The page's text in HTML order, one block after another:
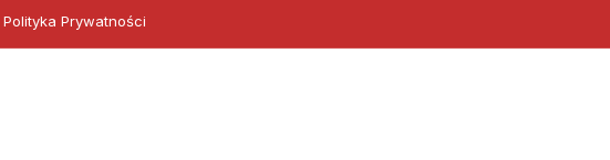
Polityka Prywatności